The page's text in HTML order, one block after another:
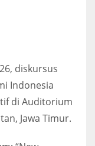
diskursus
Indonesia
di Auditorium
Jawa Timur.